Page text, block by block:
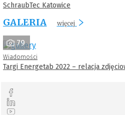
SchraubTec Katowice
GALERIA więcej
79
Wiadomości
Targi Energetab 2022 – relacja